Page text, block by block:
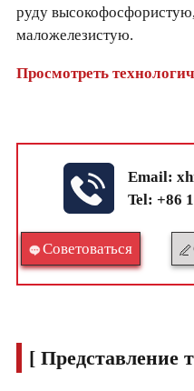
руду
маложелезистую.
Просмотреть
Email:
Tel: +86
Cоветоваться
[ Представление